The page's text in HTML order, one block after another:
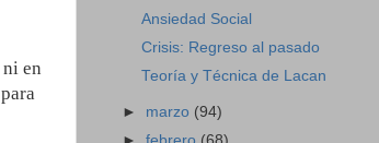
en
Ansiedad Social
Crisis: Regreso al pasado
Teoría y Técnica de Lacan
► marzo (94)